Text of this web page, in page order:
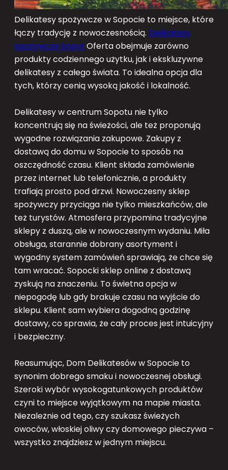
Delikatesy spożywcze w Sopocie to miejsce, które
łączy tradycję z nowoczesnością. Delikatesy
spożywcze Sopot Oferta obejmuje zarówno
produkty codziennego użytku, jak i ekskluzywne
delikatesy z całego świata. To idealna opcja dla
tych, którzy cenią wysoką jakość i lokalność.
Delikatesy w centrum Sopotu nie tylko
koncentrują się na świeżości, ale też proponują
wygodne rozwiązania zakupowe. Zakupy z
dostawą do domu w Sopocie to sposób na
oszczędność czasu. Klient składa zamówienie
przez internet lub telefonicznie, a produkty
trafiają prosto pod drzwi. Nowoczesny sklep
spożywczy przyciąga nie tylko mieszkańców, ale
też turystów. Atmosfera przypomina tradycyjne
sklepy z duszą, ale w nowoczesnym wydaniu. Miła
obsługa, starannie dobrany asortyment i
wygodny system zamówień sprawiają, że chce się
tam wracać. Sopocki sklep online z dostawą
zyskują na znaczeniu. To świetna opcja w
niepogodę lub gdy brakuje czasu na wyjście do
sklepu. Klient sam wybiera dogodną godzinę
dostawy, co sprawia, że cały proces jest intuicyjny
i bezpieczny.
Reasumując, Dom Delikatesów w Sopocie to
synonim dobrego smaku i nowoczesnej obsługi.
Szeroki wybór wysokogatunkowych produktów
czyni to miejsce wyjątkowym na mapie miasta.
Niezależnie od tego, czy szukasz świeżych
owoców, włoskiej oliwy czy domowego pieczywa –
wszystko znajdziesz w jednym miejscu.